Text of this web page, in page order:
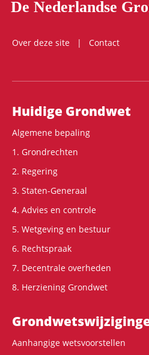
De Nederlandse
Over deze site
Contact
Hoofdnavigatie
Huidige Grondwet
Algemene bepaling
1. Grondrechten
2. Regering
3. Staten-Generaal
4. Advies en controle
5. Wetgeving en bestuur
6. Rechtspraak
7. Decentrale overheden
8. Herziening Grondwet
Aanhangige wetsvoorstellen